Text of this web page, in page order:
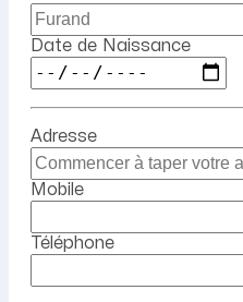
Date de Naissance
Adresse
Mobile
Téléphone